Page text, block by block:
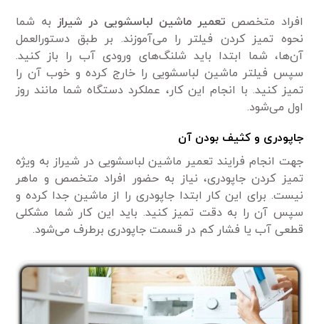
افراد متخصص تعمیر ماشین لباسشویی در شیراز به شما
نحوه تمیز کردن فیلتر را می‌آموزند. بر طبق دستورالعمل
آن‌ها، شما ابتدا باید شلنگ‌های ورودی آب را باز کنید.
سپس فیلتر ماشین لباسشویی را خارج کرده و خوب آن را
تمیز کنید. با انجام این کار، عملکرد دستگاه شما مانند روز
اول می‌شود.
جاپودری و کثیف بودن آن
جهت انجام فرایند تعمیر ماشین لباسشویی در شیراز به ویژه
تمیز کردن جاپودری، نیاز به حضور افراد متخصص و ماهر
نیست. برای این کار ابتدا جاپودری را از ماشین جدا کرده و
سپس آن را به دقت تمیز کنید. باید این کار شما مشکلی
قطعی آب یا فشار کم در قسمت جاپودری برطرف می‌شود.